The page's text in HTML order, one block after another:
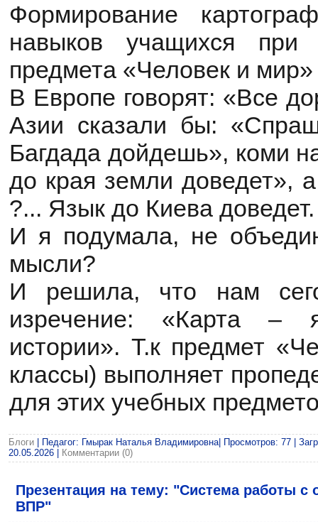
Формирование
навыков учащихся при
предмета «Человек и мир»
В Европе говорят: «Все
Азии сказали бы:
Багдада дойдешь», коми
до края земли доведет»,
?... Язык до Киева доведет.
И я подумала, не
мысли?
И решила, что нам
изречение: «Карта –
истории». Т.к предмет
классы) выполняет
для этих учебных
Блоги | Педагог: Гмырак Наталья Владимировна| Просмотров: 77 |
20.05.2026
Комментарии (0)
Презентация на тему: "Система работы с
ВПР"